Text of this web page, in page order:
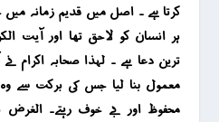
کرتا ہے ۔ اصل میں قدیم زمانہ
ہر انسان کو لاحق تھا اور آیت
ترین دعا ہے ۔ لہذا صحابہ اکرام
معمول بنا لیا جس کی برکت سے
محفوظ اور بے خوف رہتے۔